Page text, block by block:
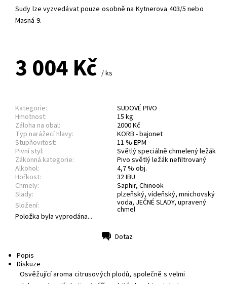
Sudy lze vyzvedávat pouze osobně na Kytnerova 403/5 nebo
Masná 9.
3 004 Kč / ks
Kategorie:
SUDOVÉ PIVO
Hmotnost:
15 kg
Záloha na obal:
2000 Kč
Typ narážecí hlavy:
KORB - bajonet
Stupňovitost:
11 % EPM
Pivní styl:
Světlý speciálně chmelený ležák
Zákonná kategorie:
Pivo světlý ležák nefiltrovaný
Alkohol:
4,7 % obj.
Hořkost:
32 IBU
Chmely:
Saphir, Chinook
Slady:
plzeňský, vídeňský, mnichovský
Složení:
voda, JEČNÉ SLADY, upravený
chmel
Položka byla vyprodána...
Dotaz
Popis
Diskuze
Osvěžující aroma citrusových plodů, společně s velmi